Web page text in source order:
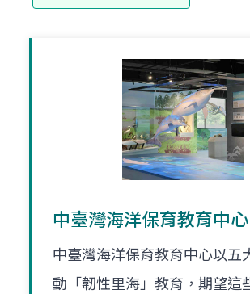
中臺灣海洋保育教育中心
中臺灣海洋保育教育中心以五
動「韌性里海」教育，期望這